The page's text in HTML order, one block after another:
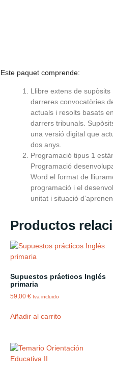
Este paquet comprende:
Llibre extens de
darreres convocatòries
actuals i resolts basats
darrers tribunals.
una versió digital que
dos anys.
Programació tipus 1
Programació
Word el format de
programació i el
unitat i situació
Productos
Supuestos prácticos Inglés
primaria
59,00 € Iva incluido
Añadir al carrito